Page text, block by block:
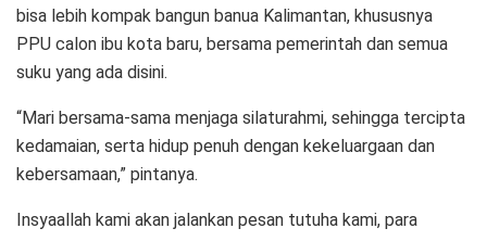
bisa lebih kompak bangun banua Kalimantan, khususnya
PPU calon ibu kota baru, bersama pemerintah dan semua
suku yang ada disini.
“Mari bersama-sama menjaga silaturahmi, sehingga tercipta
kedamaian, serta hidup penuh dengan kekeluargaan dan
kebersamaan,” pintanya.
Insyaallah kami akan jalankan pesan tutuha kami, para